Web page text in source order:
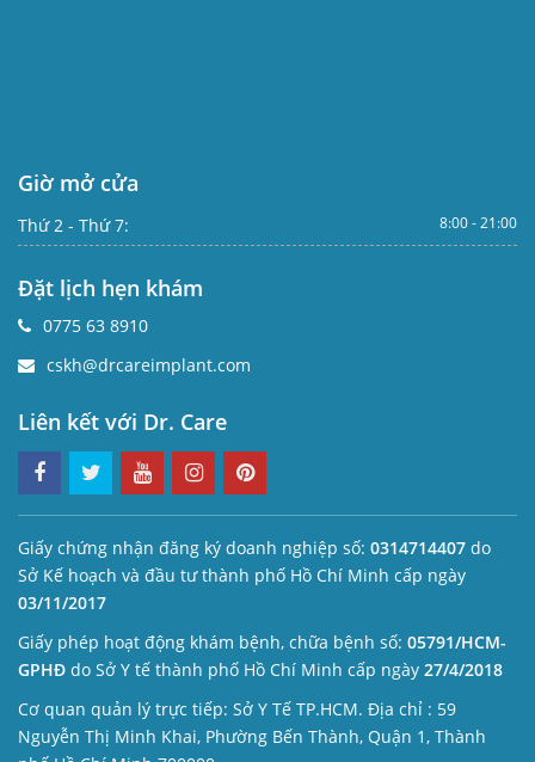
Giờ mở cửa
Thứ 2 - Thứ 7: 8:00 - 21:00
Đặt lịch hẹn khám
0775 63 8910
cskh@drcareimplant.com
Liên kết với Dr. Care
Giấy chứng nhận đăng ký doanh nghiệp số: 0314714407 do
Sở Kế hoạch và đầu tư thành phố Hồ Chí Minh cấp ngày
03/11/2017
Giấy phép hoạt động khám bệnh, chữa bệnh số: 05791/HCM-
GPHĐ do Sở Y tế thành phố Hồ Chí Minh cấp ngày 27/4/2018
Cơ quan quản lý trực tiếp: Sở Y Tế TP.HCM. Địa chỉ : 59
Nguyễn Thị Minh Khai, Phường Bến Thành, Quận 1, Thành